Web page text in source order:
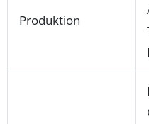
Produktion